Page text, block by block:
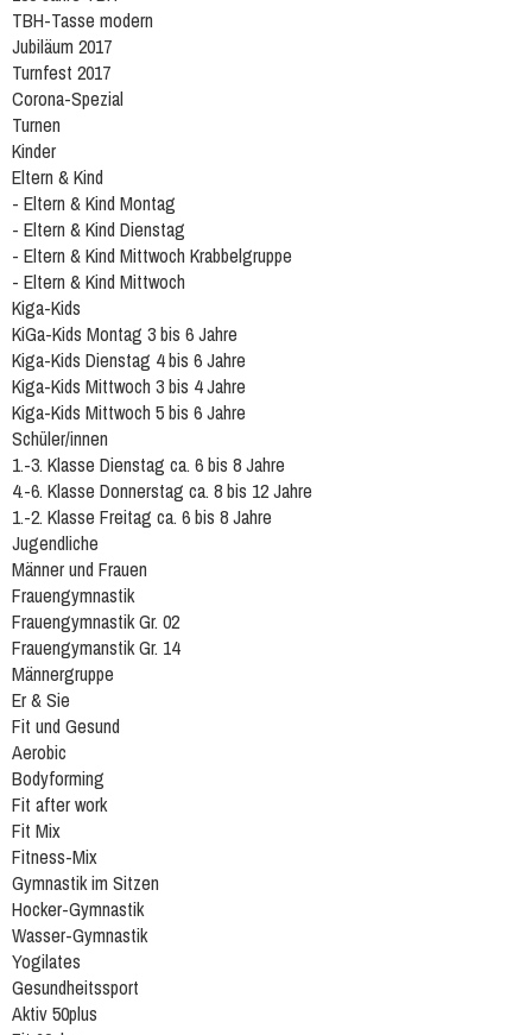
TBH-Tasse modern
Jubiläum 2017
Turnfest 2017
Corona-Spezial
Turnen
Kinder
Eltern & Kind
- Eltern & Kind Montag
- Eltern & Kind Dienstag
- Eltern & Kind Mittwoch Krabbelgruppe
- Eltern & Kind Mittwoch
Kiga-Kids
KiGa-Kids Montag 3 bis 6 Jahre
Kiga-Kids Dienstag 4 bis 6 Jahre
Kiga-Kids Mittwoch 3 bis 4 Jahre
Kiga-Kids Mittwoch 5 bis 6 Jahre
Schüler/innen
1.-3. Klasse Dienstag ca. 6 bis 8 Jahre
4.-6. Klasse Donnerstag ca. 8 bis 12 Jahre
1.-2. Klasse Freitag ca. 6 bis 8 Jahre
Jugendliche
Männer und Frauen
Frauengymnastik
Frauengymnastik Gr. 02
Frauengymanstik Gr. 14
Männergruppe
Er & Sie
Fit und Gesund
Aerobic
Bodyforming
Fit after work
Fit Mix
Fitness-Mix
Gymnastik im Sitzen
Hocker-Gymnastik
Wasser-Gymnastik
Yogilates
Gesundheitssport
Aktiv 50plus